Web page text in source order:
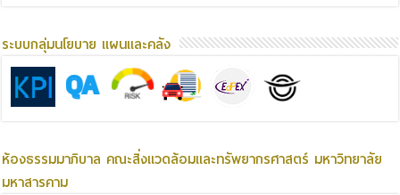
ระบบกลุ่มนโยบาย แผนและคลัง
ห้องธรรมมาภิบาล คณะสิ่งแวดล้อมและทรัพยากรศาสตร์ มหาวิทยาลัย
มหาสารคาม